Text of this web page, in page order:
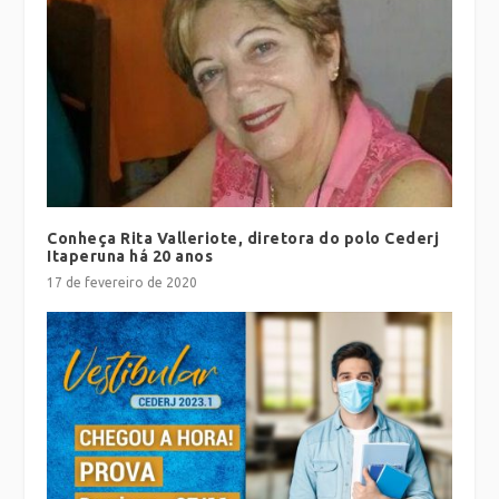
Conheça Rita Valleriote, diretora do polo Cederj
Itaperuna há 20 anos
17 de fevereiro de 2020